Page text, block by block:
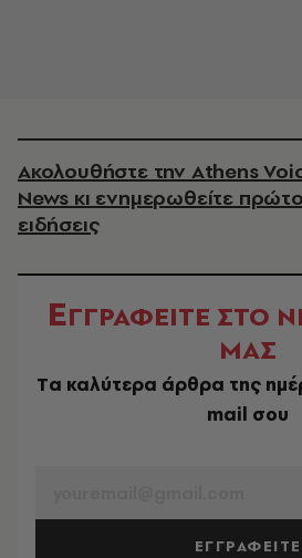
Ακολουθήστε την Athens
News κι ενημερωθείτε
ειδήσεις
ΕΓΓΡΑΦΕΙΤΕ ΣΤΟ
ΜΑΣ
Tα καλύτερα άρθρα της
mail σου
ΕΓΓΡΑΦΕΙΤΕ